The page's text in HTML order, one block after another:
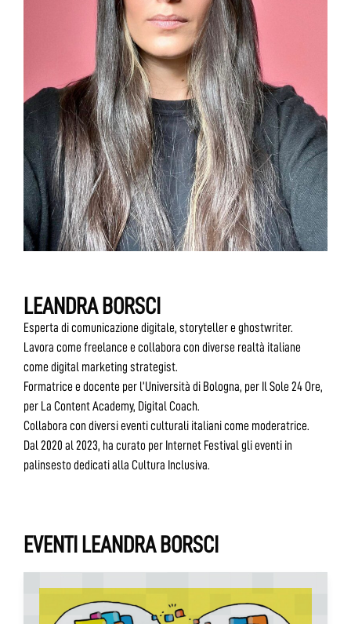
LEANDRA BORSCI
Esperta di comunicazione digitale, storyteller e ghostwriter.
Lavora come freelance e collabora con diverse realtà italiane
come digital marketing strategist.
Formatrice e docente per l’Università di Bologna, per Il Sole 24 Ore,
per La Content Academy, Digital Coach.
Collabora con diversi eventi culturali italiani come moderatrice.
Dal 2020 al 2023, ha curato per Internet Festival gli eventi in
palinsesto dedicati alla Cultura Inclusiva.
EVENTI LEANDRA BORSCI